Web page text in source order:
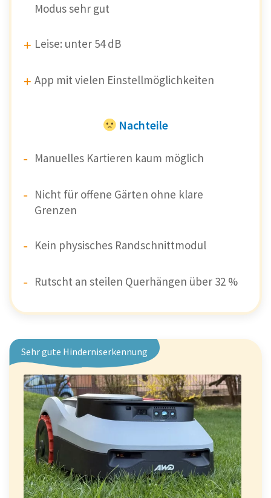
Modus sehr gut
Leise: unter 54 dB
App mit vielen Einstellmöglichkeiten
Nachteile
Manuelles Kartieren kaum möglich
Nicht für offene Gärten ohne klare
Grenzen
Kein physisches Randschnittmodul
Rutscht an steilen Querhängen über 32 %
Sehr gute Hinderniserkennung